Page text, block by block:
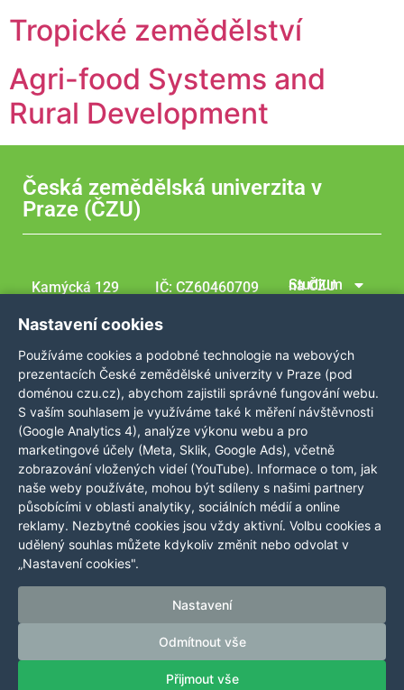
Tropické zemědělství
Agri-food Systems and
Rural Development
Česká zemědělská univerzita v
Praze (ČZU)
Kamýcká 129
Suchdol
Česká republka
IČ: CZ60460709
381 111
GPS
coordinates:
50,129976,
14,373707
Studium na ČZU
Kontakt
Nastavení Cookies
Informace uvedené na tomto serveru mohou být zveřejněny
pouze s výslovným souhlasem ČZU Praha.
zpracování a ochraně osobních údajů CZU. © 2024 Česká
zemědělská univerzita v Praze Všechna práva vyhrazena
Nastavení cookies
Používáme cookies a podobné technologie na webových
prezentacích České zemědělské univerzity v Praze (pod
doménou czu.cz), abychom zajistili správné fungování webu.
S vaším souhlasem je využíváme také k měření návštěvnosti
(Google Analytics 4), analýze výkonu webu a pro
marketingové účely (Meta, Sklik, Google Ads), včetně
zobrazování vložených videí (YouTube). Informace o tom, jak
naše weby používáte, mohou být sdíleny s našimi partnery
působícími v oblasti analytiky, sociálních médií a online
reklamy. Nezbytné cookies jsou vždy aktivní. Volbu cookies a
udělený souhlas můžete kdykoliv změnit nebo odvolat v
„Nastavení cookies".
Nastavení
Odmítnout vše
Přijmout vše